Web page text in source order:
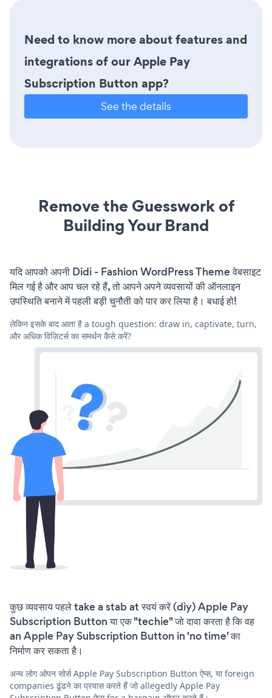
Need to know more about features and
integrations of our Apple Pay
Subscription Button app?
See the details
Remove the Guesswork of
Building Your Brand
यदि आपको अपनी Didi - Fashion WordPress Theme वेबसाइट
मिल गई है और आप चल रहे हैं, तो आपने अपने व्यवसायों की ऑनलाइन
उपस्थिति बनाने में पहली बड़ी चुनौती को पार कर लिया है। बधाई हो!
लेकिन इसके बाद आता है a tough question: draw in, captivate, turn,
और अधिक विज़िटर्स का समर्थन कैसे करें?
कुछ व्यवसाय पहले take a stab at स्वयं करें (diy) Apple Pay
Subscription Button या एक "techie" जो दावा करता है कि वह
an Apple Pay Subscription Button in 'no time' का
निर्माण कर सकता है।
अन्य लोग ओपन सोर्स Apple Pay Subscription Button ऐप्स, या foreign
companies ढूंढने का प्रयास करते हैं जो allegedly Apple Pay